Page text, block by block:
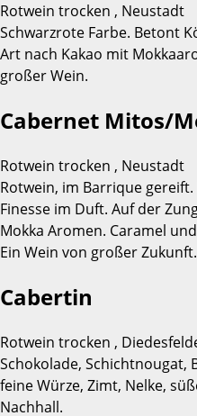
Rotwein trocken , Neustadt
Schwarzrote Farbe. Betont
Art nach Kakao mit
großer Wein.
Cabernet Mitos/
Rotwein trocken , Neustadt
Rotwein, im Barrique
Finesse im Duft. Auf der
Mokka Aromen. Caramel
Ein Wein von großer
Cabertin
Rotwein trocken ,
Schokolade, Schichtnougat,
feine Würze, Zimt, Nelke,
Nachhall.